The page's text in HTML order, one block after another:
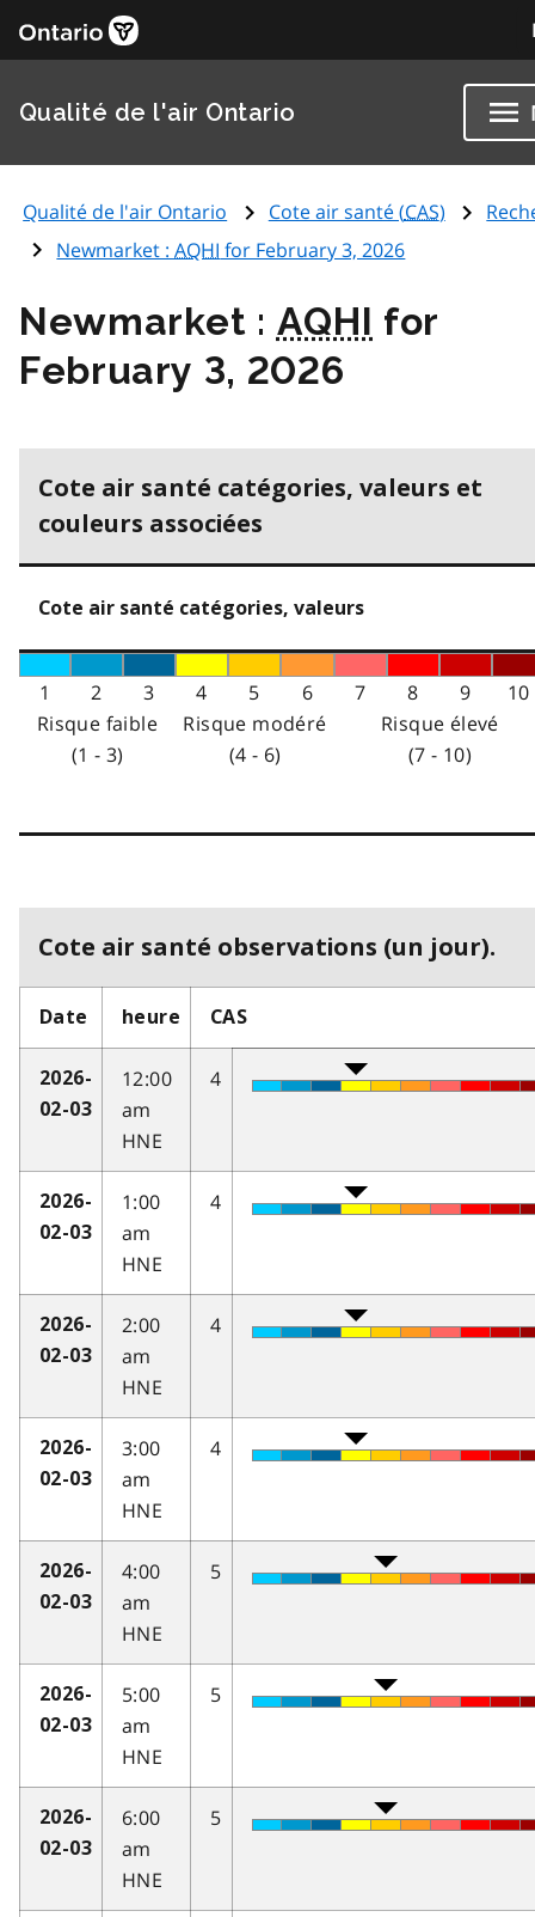
Qualité de l'air Ontario
Qualité de l'air Ontario Cote air santé (CAS)
Newmarket :AQHI for February 3, 2026
Newmarket : AQHI for
February 3, 2026
Cote air santé catégories, valeurs et
couleurs associées
Cote air santé catégories, valeurs
1 2 3 4 5 6 7 8 9
10
Risque faible
(1 - 3)
Risque modéré
(4 - 6)
Risque élevé
(7 - 10)
Cote air santé observations (un jour).
Date heure CAS
2026-
02-03
12:00
am
HNE
4
2026-
02-03
1:00
am
HNE
4
2026-
02-03
2:00
am
HNE
4
2026-
02-03
3:00
am
HNE
4
2026-
02-03
4:00
am
HNE
5
2026-
02-03
5:00
am
HNE
5
2026-
02-03
6:00
am
HNE
5